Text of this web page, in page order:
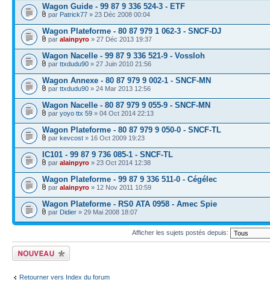
Wagon Guide - 99 87 9 336 524-3 - ETF
par Patrick77 » 23 Déc 2008 00:04
Wagon Plateforme - 80 87 979 1 062-3 - SNCF-DJ
par alainpyro » 27 Déc 2013 19:37
Wagon Nacelle - 99 87 9 336 521-9 - Vossloh
par ttxdudu90 » 27 Juin 2010 21:56
Wagon Annexe - 80 87 979 9 002-1 - SNCF-MN
par ttxdudu90 » 24 Mar 2013 12:56
Wagon Nacelle - 80 87 979 9 055-9 - SNCF-MN
par yoyo ttx 59 » 04 Oct 2014 22:13
Wagon Plateforme - 80 87 979 9 050-0 - SNCF-TL
par kevcost » 16 Oct 2009 19:23
IC101 - 99 87 9 736 085-1 - SNCF-TL
par alainpyro » 23 Oct 2014 12:38
Wagon Plateforme - 99 87 9 336 511-0 - Cégélec
par alainpyro » 12 Nov 2011 10:59
Wagon Plateforme - RS0 ATA 0958 - Amec Spie
par Didier » 29 Mai 2008 18:07
Afficher les sujets postés depuis:
Écrire un nouveau
sujet
Retourner vers Index du forum